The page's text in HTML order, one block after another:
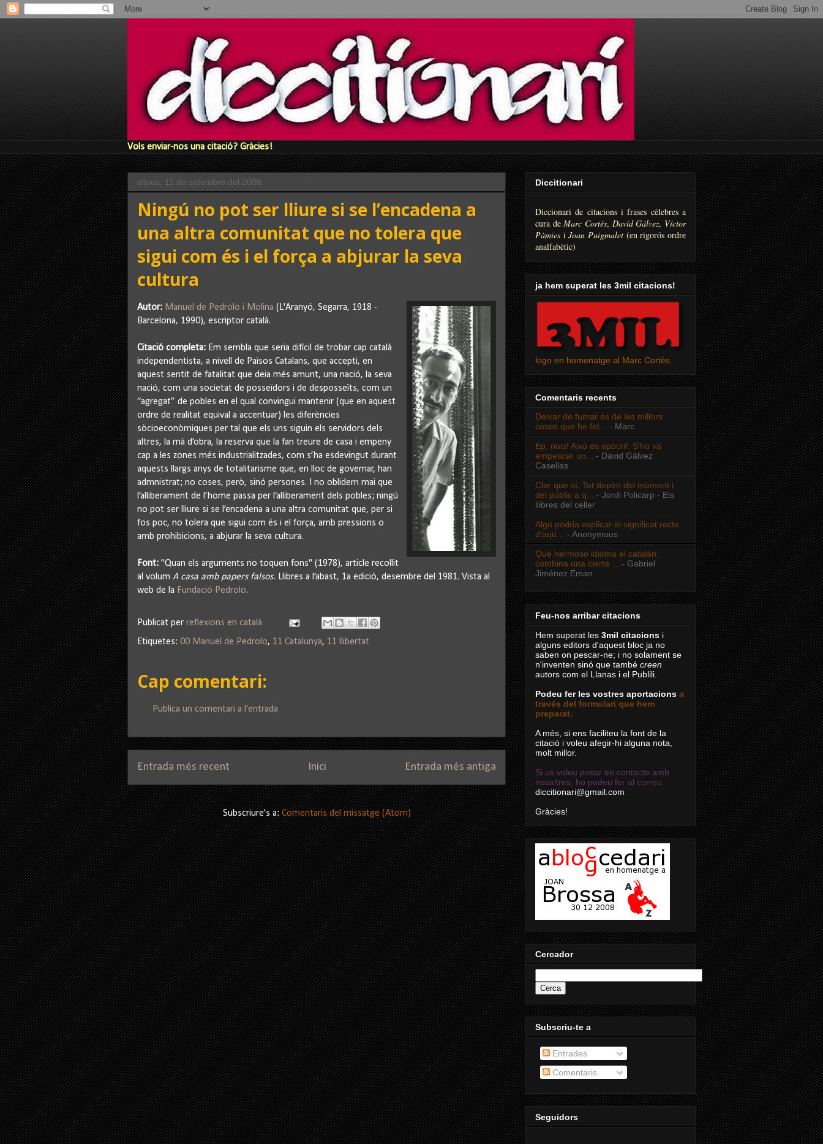
Vols enviar-nos una citació? Gràcies!
dijous, 11 de setembre del 2008
Ningú no pot ser lliure si se l’encadena a
una altra comunitat que no tolera que
sigui com és i el força a abjurar la seva
cultura
Autor: Manuel de Pedrolo i Molina (L'Aranyó, Segarra, 1918 -
Barcelona, 1990), escriptor català.
Citació completa: Em sembla que seria difícil de trobar cap català
independentista, a nivell de Països Catalans, que accepti, en
aquest sentit de fatalitat que deia més amunt, una nació, la seva
nació, com una societat de posseïdors i de desposseïts, com un
“agregat” de pobles en el qual convingui mantenir (que en aquest
ordre de realitat equival a accentuar) les diferències
sòcioeconòmiques per tal que els uns siguin els servidors dels
altres, la mà d’obra, la reserva que la fan treure de casa i empeny
cap a les zones més industrialitzades, com s’ha esdevingut durant
aquests llargs anys de totalitarisme que, en lloc de governar, han
admnistrat; no coses, però, sinó persones. I no oblidem mai que
l’alliberament de l’home passa per l’alliberament dels pobles; ningú
no pot ser lliure si se l’encadena a una altra comunitat que, per si
fos poc, no tolera que sigui com és i el força, amb pressions o
amb prohibicions, a abjurar la seva cultura.
Font: "Quan els arguments no toquen fons" (1978), article recollit
al volum A casa amb papers falsos. Llibres a l’abast, 1a edició, desembre del 1981. Vista al
web de la Fundació Pedrolo.
Publicat per reflexions en català
Etiquetes: 00 Manuel de Pedrolo, 11 Catalunya, 11 llibertat
Cap comentari:
Publica un comentari a l'entrada
Entrada més recent Entrada més antiga
Inici
Subscriure's a:Comentaris del missatge (Atom)
Diccitionari
Diccionari de citacions i frases cèlebres a
cura deMarc Cortès, David Gálvez, Víctor
Pàmies iJoan Puigmalet (en rigorós ordre
analfabètic)
ja hem superat les 3mil citacions!
logo en homenatge al Marc Cortès
Comentaris recents
Deixar de fumar és de les millors
coses que he fet...
- Marc
Ep, nois! Això és apòcrif. S'ho va
empescar un...
- David Gálvez
Casellas
Clar que sí. Tot depèn del moment i
del públic a q...
- Jordi Policarp - Els
llibres del celler
Algú podria explicar el significat recte
d'aqu...
- Anonymous
Qué hermoso idioma el catalán;
combina una cierta ...
- Gabriel
Jiménez Eman
Feu-nos arribar citacions
Hem superat les 3mil citacions i
alguns editors d'aquest bloc ja no
saben on pescar-ne; i no solament se
n'inventen sinó que també creen
autors com el Llanas i el Publili.
Podeu fer les vostres aportacions a
través del formulari que hem
preparat.
A més, si ens faciliteu la font de la
citació i voleu afegir-hi alguna nota,
molt millor.
Si us voleu posar en contacte amb
nosaltres, ho podeu fer al correu
diccitionari@gmail.com
Gràcies!
Cercador
Subscriu-te a
Entrades
Comentaris
Seguidors